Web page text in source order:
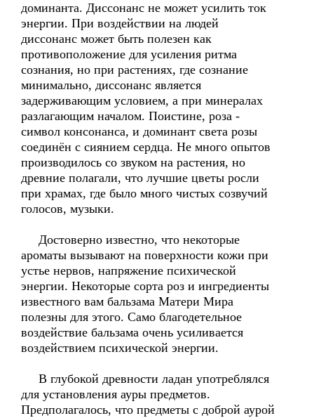
доминанта. Диссонанс не может усилить ток
энергии. При воздействии на людей
диссонанс может быть полезен как
противоположение для усиления ритма
сознания, но при растениях, где сознание
минимально, диссонанс является
задерживающим условием, а при минералах
разлагающим началом. Поистине, роза -
символ консонанса, и доминант света розы
соединён с сиянием сердца. Не много опытов
производилось со звуком на растения, но
древние полагали, что лучшие цветы росли
при храмах, где было много чистых созвучий
голосов, музыки.
Достоверно известно, что некоторые
ароматы вызывают на поверхности кожи при
устье нервов, напряжение психической
энергии. Некоторые сорта роз и ингредиенты
известного вам бальзама Матери Мира
полезны для этого. Само благодетельное
воздействие бальзама очень усиливается
воздействием психической энергии.
В глубокой древности ладан употреблялся
для установления ауры предметов.
Предполагалось, что предметы с доброй аурой